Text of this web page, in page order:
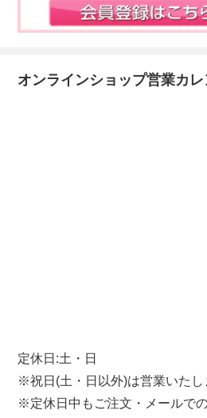
オンラインショップ営業カ
定休日:土・日
※祝日(土・日以外)は営業いたし
※定休日中もご注文・メールで